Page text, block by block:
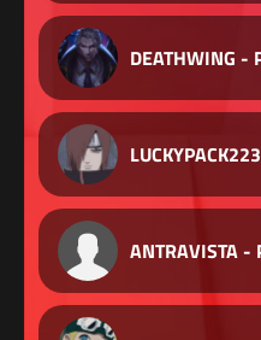
DEATHWING -
ANTRAVISTA -